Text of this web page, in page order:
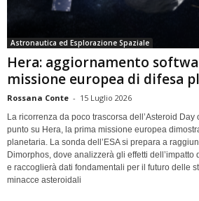
Astronautica ed Esplorazione Spaziale
Hera: aggiornamento
missione europea di difesa
Rossana Conte - 15 Luglio 2026
La ricorrenza da poco trascorsa dell’Asteroid Day
punto su Hera, la prima missione europea
planetaria. La sonda dell’ESA si prepara a
Dimorphos, dove analizzerà gli effetti dell’impatto
e raccoglierà dati fondamentali per il futuro delle
minacce asteroidali